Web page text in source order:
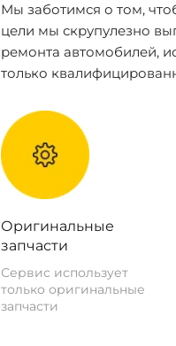
Мы заботимся о том,
цели мы скрупулезно
ремонта автомобилей,
только
Оригинальные
запчасти
Сервис использует
только оригинальные
запчасти